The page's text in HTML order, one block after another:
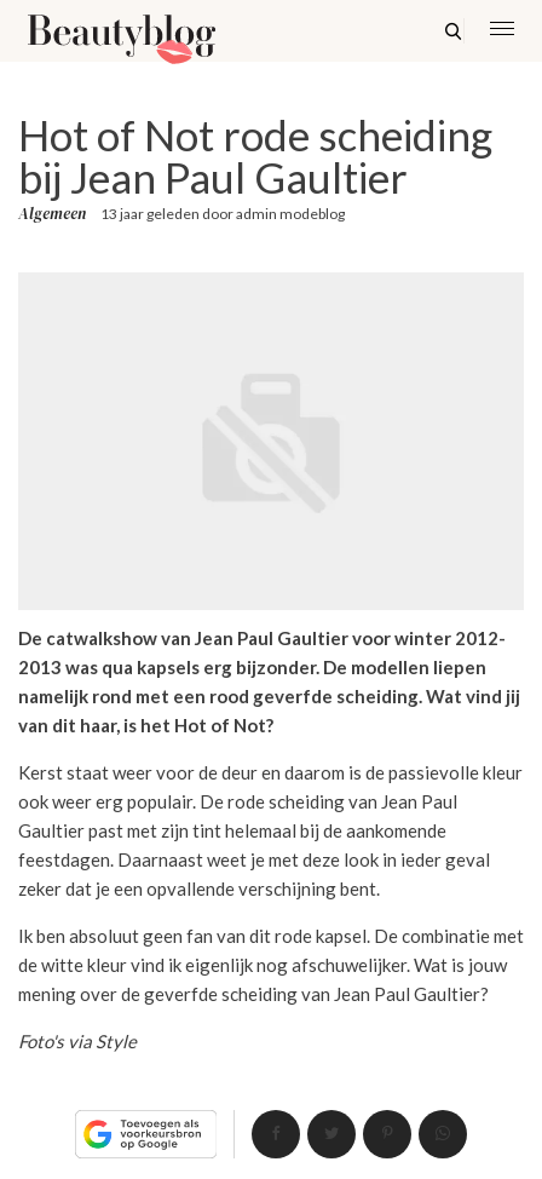
Hot of Not rode scheiding
bij Jean Paul Gaultier
Algemeen 13 jaar geleden dooradmin modeblog
De catwalkshow van Jean Paul Gaultier voor winter 2012-
2013 was qua kapsels erg bijzonder. De modellen liepen
namelijk rond met een rood geverfde scheiding. Wat vind jij
van dit haar, is het Hot of Not?
Kerst staat weer voor de deur en daarom is de passievolle kleur
ook weer erg populair. De rode scheiding van Jean Paul
Gaultier past met zijn tint helemaal bij de aankomende
feestdagen. Daarnaast weet je met deze look in ieder geval
zeker dat je een opvallende verschijning bent.
Ik ben absoluut geen fan van dit rode kapsel. De combinatie met
de witte kleur vind ik eigenlijk nog afschuwelijker. Wat is jouw
mening over de geverfde scheiding van Jean Paul Gaultier?
Foto's via Style